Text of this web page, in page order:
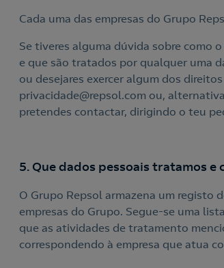
Cada uma das empresas do Grupo
Se tiveres alguma dúvida sobre como
e que são tratados por qualquer uma
ou desejares exercer algum dos
privacidade@repsol.com ou,
pretendes contactar, dirigindo o teu
5. Que dados pessoais tratamos e
O Grupo Repsol armazena um registo
empresas do Grupo. Segue-se uma
que as atividades de tratamento
correspondendo à empresa que atua